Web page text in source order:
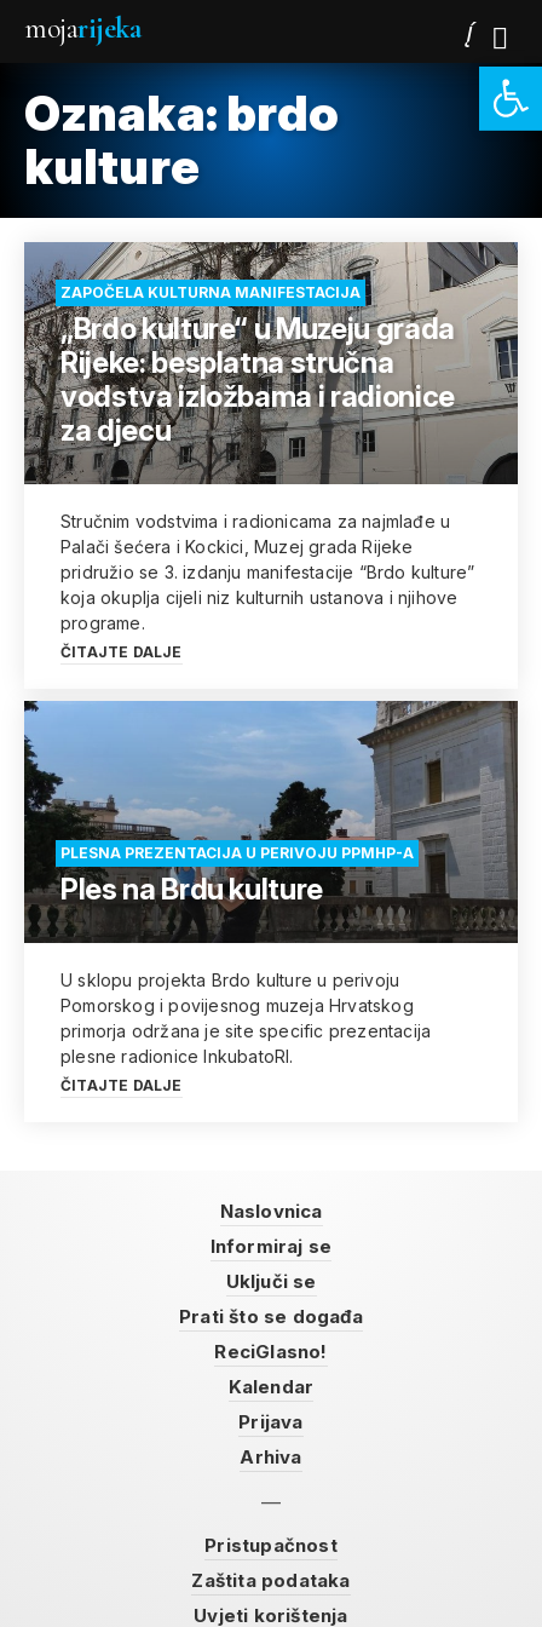
mojarijeka
Oznaka: brdo
kulture
ZAPOČELA KULTURNA MANIFESTACIJA
„Brdo kulture“ u Muzeju grada
Rijeke: besplatna stručna
vodstva izložbama i radionice
za djecu
Stručnim vodstvima i radionicama za najmlađe u
Palači šećera i Kockici, Muzej grada Rijeke
pridružio se 3. izdanju manifestacije “Brdo kulture”
koja okuplja cijeli niz kulturnih ustanova i njihove
programe.
ČITAJTE DALJE
PLESNA PREZENTACIJA U PERIVOJU PPMHP-A
Ples na Brdu kulture
U sklopu projekta Brdo kulture u perivoju
Pomorskog i povijesnog muzeja Hrvatskog
primorja održana je site specific prezentacija
plesne radionice InkubatoRI.
ČITAJTE DALJE
Naslovnica
Informiraj se
Uključi se
Prati što se događa
ReciGlasno!
Kalendar
Prijava
Arhiva
Pristupačnost
Zaštita podataka
Uvjeti korištenja